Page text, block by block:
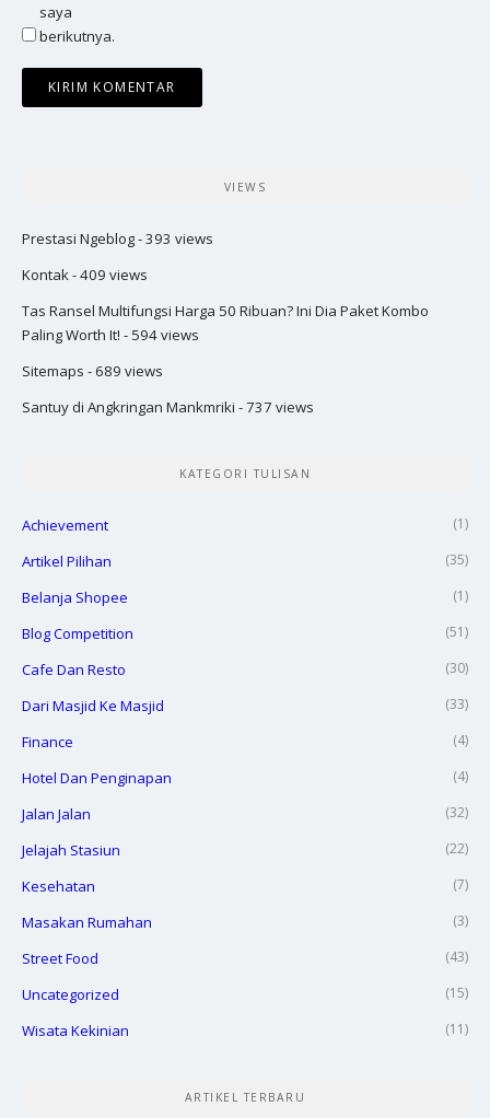
saya
berikutnya.
VIEWS
Prestasi Ngeblog- 393 views
Kontak- 409 views
Tas Ransel Multifungsi Harga 50 Ribuan? Ini Dia Paket Kombo
Paling Worth It! - 594 views
Sitemaps - 689 views
Santuy di Angkringan Mankmriki - 737 views
KATEGORI TULISAN
Achievement (1)
Artikel Pilihan (35)
Belanja Shopee (1)
Blog Competition (51)
Cafe Dan Resto (30)
Dari Masjid Ke Masjid (33)
Finance (4)
Hotel Dan Penginapan (4)
Jalan Jalan (32)
Jelajah Stasiun (22)
Kesehatan (7)
Masakan Rumahan (3)
Street Food (43)
Uncategorized (15)
Wisata Kekinian (11)
ARTIKEL TERBARU